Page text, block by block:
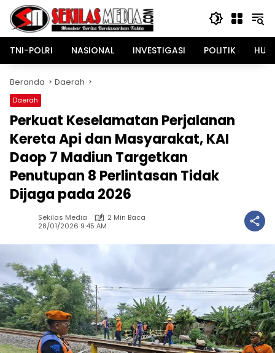
Langsung
konten
TNI-POLRI
NASIONAL INVESTIGASI POLITIK
Beranda Daerah
Daerah
Perkuat Keselamatan Perjalanan
Kereta Api dan Masyarakat, KAI
Daop 7 Madiun Targetkan
Penutupan 8 Perlintasan Tidak
Dijaga pada 2026
Sekilas Media
2 Min Baca
28/01/2026 9:45 AM